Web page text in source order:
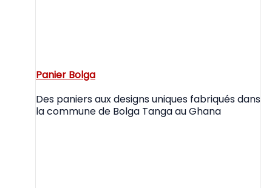
Panier Bolga
Des paniers aux designs uniques fabriqués dans
la commune de Bolga Tanga au Ghana